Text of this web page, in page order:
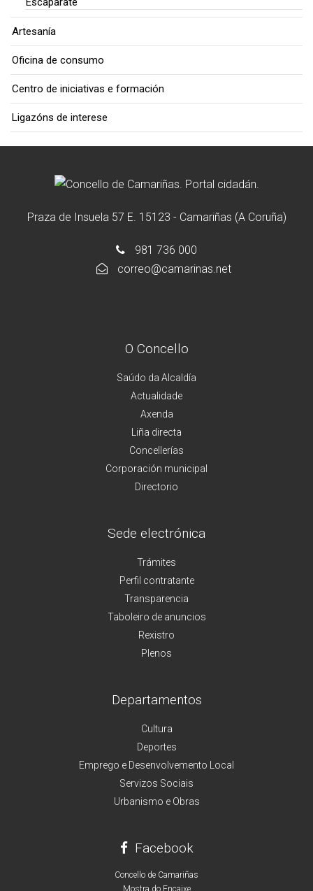
Artesanía
Oficina de consumo
Centro de iniciativas e formación
Ligazóns de interese
Praza de Insuela 57 E. 15123 - Camariñas (A Coruña)
981 736 000
correo@camarinas.net
O Concello
Saúdo da Alcaldía
Actualidade
Axenda
Liña directa
Concellerías
Corporación municipal
Directorio
Sede electrónica
Trámites
Perfil contratante
Transparencia
Taboleiro de anuncios
Rexistro
Plenos
Departamentos
Cultura
Deportes
Emprego e Desenvolvemento Local
Servizos Sociais
Urbanismo e Obras
Facebook
Concello de Camariñas